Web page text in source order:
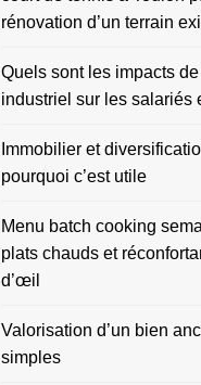
rénovation d’un terrain
Quels sont les impacts
industriel sur les salariés
Immobilier et
pourquoi c’est utile
Menu batch cooking
plats chauds et
d’œil
Valorisation d’un bien
simples